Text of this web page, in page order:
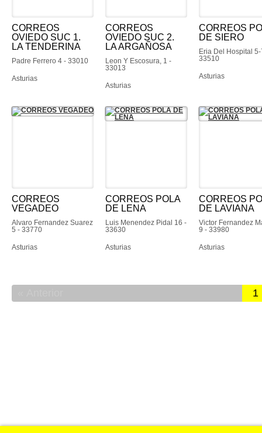
CORREOS
OVIEDO SUC 1.
LA TENDERINA
Padre Ferrero 4 - 33010
Asturias
CORREOS
OVIEDO SUC 2.
LA ARGAÑOSA
Leon Y Escosura, 1 -
33013
Asturias
CORREOS
DE SIERO
Eria Del Hospital
33510
Asturias
CORREOS
VEGADEO
Alvaro Fernandez Suarez
5 - 33770
Asturias
CORREOS POLA
DE LENA
Luis Menendez Pidal 16 -
33630
Asturias
CORREOS
DE LAVIANA
Victor Fernandez
9 - 33980
Asturias
1